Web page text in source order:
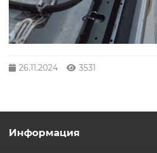
26.11.2024 3531
Информация